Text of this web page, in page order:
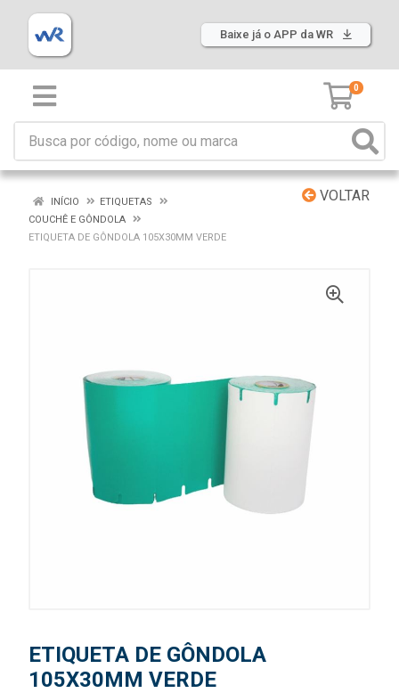
Baixe já o APP da WR
0
VOLTAR
INÍCIO
ETIQUETAS
COUCHÊ E GÔNDOLA
ETIQUETA DE GÔNDOLA 105X30MM VERDE
ETIQUETA DE GÔNDOLA
105X30MM VERDE